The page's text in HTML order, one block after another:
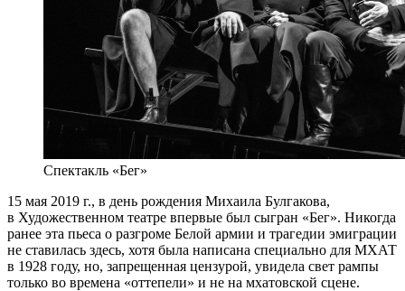
Спектакль «Бег»
15 мая 2019 г., в день рождения Михаила Булгакова,
в Художественном театре впервые был сыгран «Бег». Никогда
ранее эта пьеса о разгроме Белой армии и трагедии эмиграции
не ставилась здесь, хотя была написана специально для МХАТ
в 1928 году, но, запрещенная цензурой, увидела свет рампы
только во времена «оттепели» и не на мхатовской сцене.